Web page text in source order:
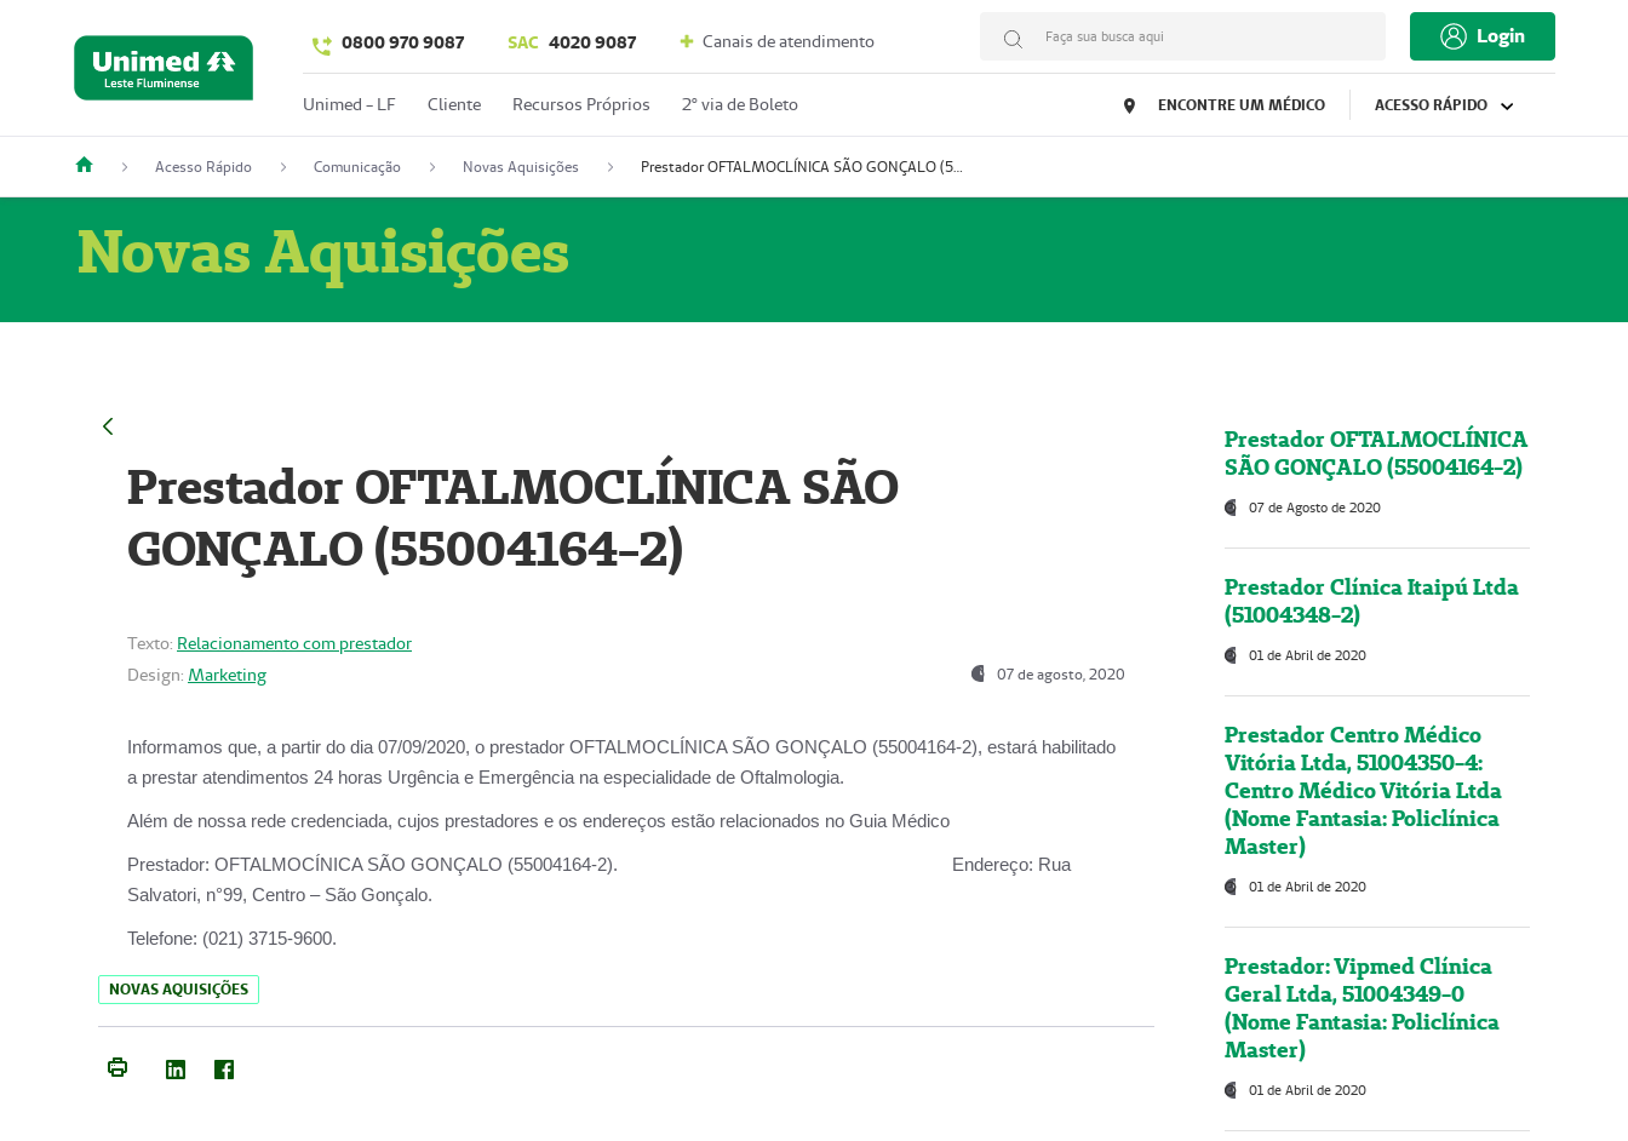
0800 970 9087 SAC 4020 9087 Canais de atendimento Faça sua busca aqui Login
Unimed - LF Cliente Recursos Próprios 2º via de Boleto ENCONTRE UM MÉDICO ACESSO RÁPIDO
Acesso Rápido Comunicação Novas Aquisições Prestador OFTALMOCLÍNICA SÃO GONÇALO (55004164-2)
Novas Aquisições
Prestador OFTALMOCLÍNICA SÃO
GONÇALO (55004164-2)
Texto: Relacionamento com prestador
Design: Marketing 07 de agosto, 2020
Informamos que, a partir do dia 07/09/2020, o prestador OFTALMOCLÍNICA SÃO GONÇALO (55004164-2), estará habilitado
a prestar atendimentos 24 horas Urgência e Emergência na especialidade de Oftalmologia.
Além de nossa rede credenciada, cujos prestadores e os endereços estão relacionados no Guia Médico
Prestador: OFTALMOCÍNICA SÃO GONÇALO (55004164-2). Endereço: Rua
Salvatori, n°99, Centro – São Gonçalo.
Telefone: (021) 3715-9600.
NOVAS AQUISIÇÕES
Prestador OFTALMOCLÍNICA
SÃO GONÇALO (55004164-2)
07 de Agosto de 2020
Prestador Clínica Itaipú Ltda
(51004348-2)
01 de Abril de 2020
Prestador Centro Médico
Vitória Ltda, 51004350-4:
Centro Médico Vitória Ltda
(Nome Fantasia: Policlínica
Master)
01 de Abril de 2020
Prestador: Vipmed Clínica
Geral Ltda, 51004349-0
(Nome Fantasia: Policlínica
Master)
01 de Abril de 2020